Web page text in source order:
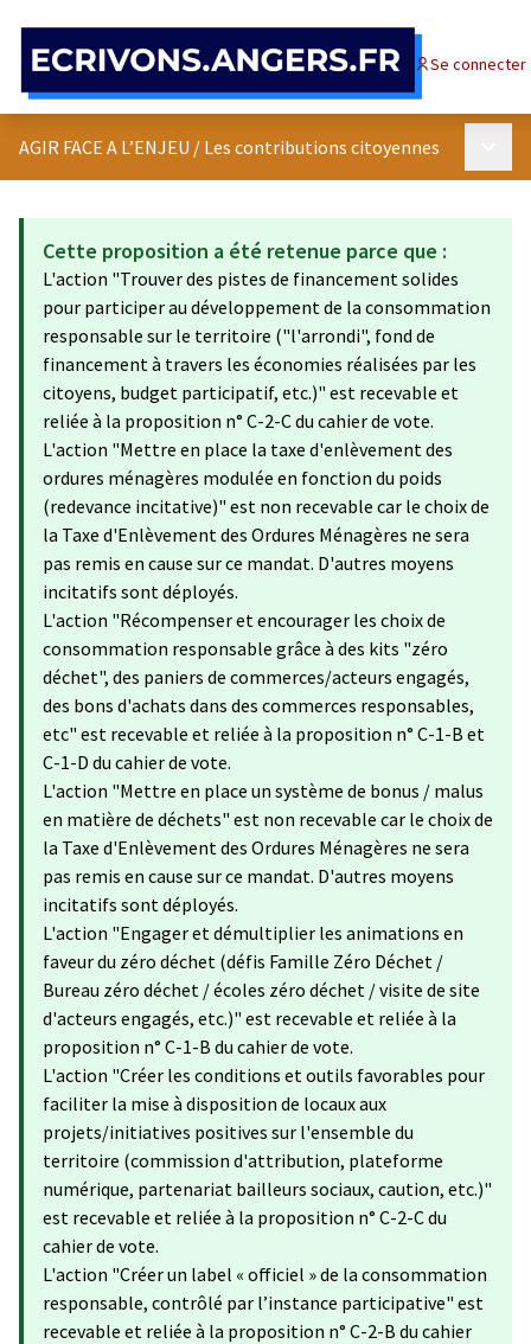
Se connecter
AGIR FACE A L’ENJEU / Les contributions citoyennes
Cette proposition a été retenue parce que :
L'action "Trouver des pistes de financement solides
pour participer au développement de la consommation
responsable sur le territoire ("l'arrondi", fond de
financement à travers les économies réalisées par les
citoyens, budget participatif, etc.)" est recevable et
reliée à la proposition n° C-2-C du cahier de vote.
L'action "Mettre en place la taxe d'enlèvement des
ordures ménagères modulée en fonction du poids
(redevance incitative)​" est non recevable car le choix de
la Taxe d'Enlèvement des Ordures Ménagères ne sera
pas remis en cause sur ce mandat. D'autres moyens
incitatifs sont déployés.
L'action "Récompenser et encourager les choix de
consommation responsable grâce à des kits "zéro
déchet", des paniers de commerces/acteurs engagés,
des bons d'achats dans des commerces responsables,
etc" est recevable et reliée à la proposition n° C-1-B et
C-1-D du cahier de vote.
L'action "Mettre en place un système de bonus / malus
en matière de déchets" est non recevable car le choix de
la Taxe d'Enlèvement des Ordures Ménagères ne sera
pas remis en cause sur ce mandat. D'autres moyens
incitatifs sont déployés.
L'action "Engager et démultiplier les animations en
faveur du zéro déchet (défis Famille Zéro Déchet /
Bureau zéro déchet / écoles zéro déchet / visite de site
d'acteurs engagés, etc.)" est recevable et reliée à la
proposition n° C-1-B du cahier de vote.
L'action "Créer les conditions et outils favorables pour
faciliter la mise à disposition de locaux aux
projets/initiatives positives sur l'ensemble du
territoire (commission d'attribution, plateforme
numérique, partenariat bailleurs sociaux, caution, etc.)"
est recevable et reliée à la proposition n° C-2-C du
cahier de vote.
L'action "Créer un label « officiel » de la consommation
responsable, contrôlé par l’instance participative" est
recevable et reliée à la proposition n° C-2-B du cahier